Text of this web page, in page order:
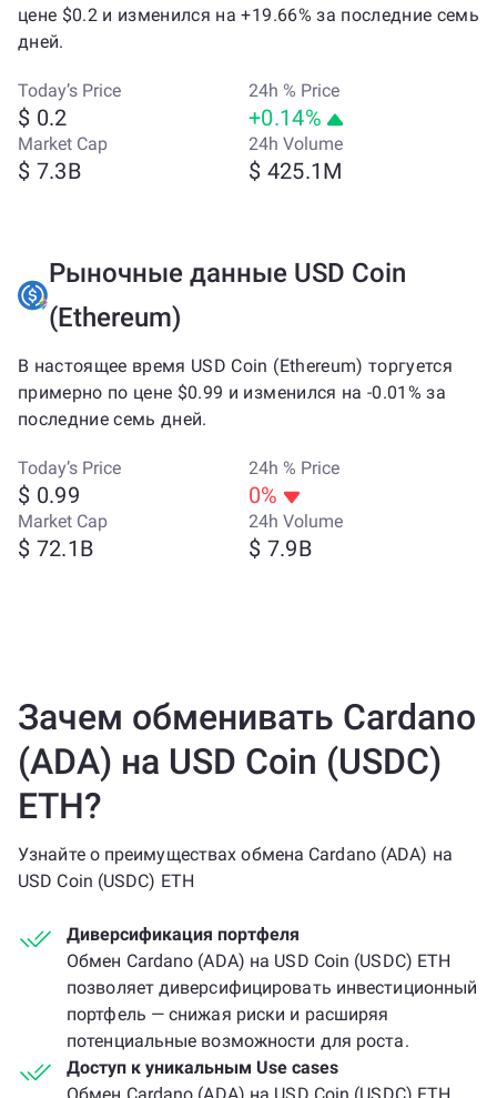
цене $0.2 и изменился на +19.66% за последние семь
дней.
Today’s Price
$ 0.2
24h % Price
+0.14%
Market Cap
$ 7.3B
24h Volume
$ 425.1M
Рыночные данные USD Coin
(Ethereum)
В настоящее время USD Coin (Ethereum) торгуется
примерно по цене $0.99 и изменился на -0.01% за
последние семь дней.
Today’s Price
$ 0.99
24h % Price
0%
Market Cap
$ 72.1B
24h Volume
$ 7.9B
Зачем обменивать Cardano
(ADA) на USD Coin (USDC)
ETH?
Узнайте о преимуществах обмена Cardano (ADA) на
USD Coin (USDC) ETH
Диверсификация портфеля
Обмен Cardano (ADA) на USD Coin (USDC) ETH
позволяет диверсифицировать инвестиционный
портфель — снижая риски и расширяя
потенциальные возможности для роста.
Доступ к уникальным Use cases